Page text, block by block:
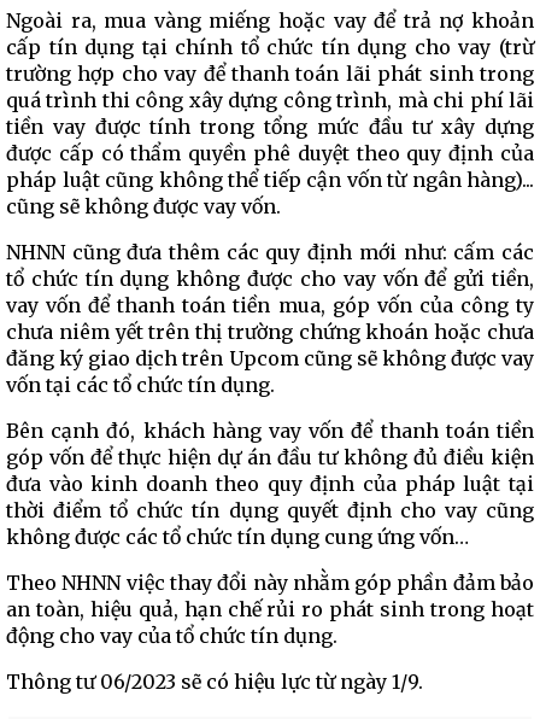
Ngoài ra, mua vàng miếng hoặc vay để trả nợ khoản
cấp tín dụng tại chính tổ chức tín dụng cho vay (trừ
trường hợp cho vay để thanh toán lãi phát sinh trong
quá trình thi công xây dựng công trình, mà chi phí lãi
tiền vay được tính trong tổng mức đầu tư xây dựng
được cấp có thẩm quyền phê duyệt theo quy định của
pháp luật cũng không thể tiếp cận vốn từ ngân hàng)...
cũng sẽ không được vay vốn.
NHNN cũng đưa thêm các quy định mới như: cấm các
tổ chức tín dụng không được cho vay vốn để gửi tiền,
vay vốn để thanh toán tiền mua, góp vốn của công ty
chưa niêm yết trên thị trường chứng khoán hoặc chưa
đăng ký giao dịch trên Upcom cũng sẽ không được vay
vốn tại các tổ chức tín dụng.
Bên cạnh đó, khách hàng vay vốn để thanh toán tiền
góp vốn để thực hiện dự án đầu tư không đủ điều kiện
đưa vào kinh doanh theo quy định của pháp luật tại
thời điểm tổ chức tín dụng quyết định cho vay cũng
không được các tổ chức tín dụng cung ứng vốn…
Theo NHNN việc thay đổi này nhằm góp phần đảm bảo
an toàn, hiệu quả, hạn chế rủi ro phát sinh trong hoạt
động cho vay của tổ chức tín dụng.
Thông tư 06/2023 sẽ có hiệu lực từ ngày 1/9.